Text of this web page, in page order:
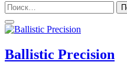
Найти:
Ballistic Precision